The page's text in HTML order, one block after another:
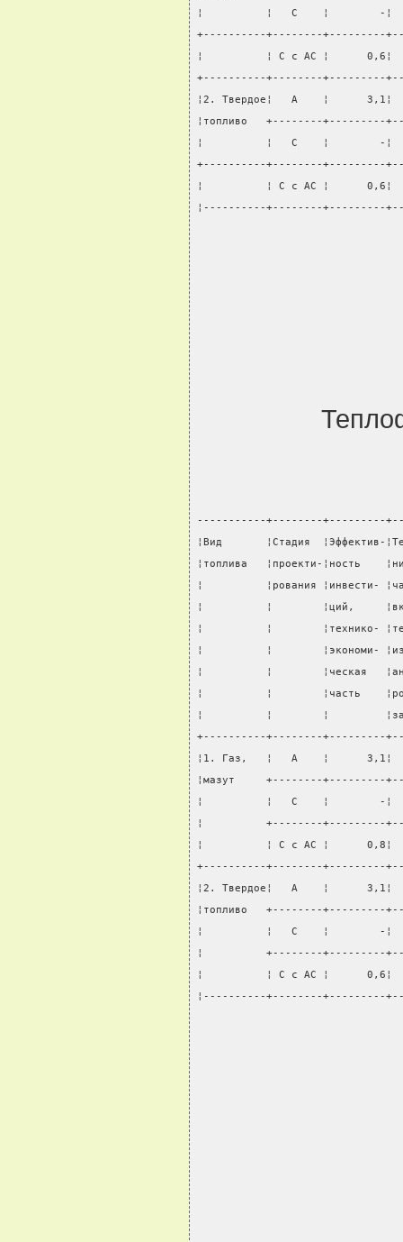
¦          ¦   С    ¦        -¦
+----------+--------+---------
¦          ¦ С с АС ¦      0,6¦
+----------+--------+---------
¦2. Твердое¦   А    ¦
¦топливо   +--------
¦          ¦   С    ¦        -¦
+----------+--------+---------
¦          ¦ С с АС ¦      0,6¦
¦----------+--------+---------
-----------+--------+---------
¦Вид       ¦Стадия  ¦Эффектив-
¦топлива   ¦проекти-¦ность
¦          ¦рования ¦инвести-
¦          ¦        ¦ций,
¦          ¦        ¦технико-
¦          ¦        ¦экономи-
¦          ¦        ¦ческая
¦          ¦        ¦часть
¦          ¦        ¦
+----------+--------+---------
¦1. Газ,   ¦   А    ¦      3,1¦
¦мазут     +--------+---------
¦          ¦   С    ¦        -¦
¦          +--------+---------
¦          ¦ С с АС ¦      0,8¦
+----------+--------+---------
¦2. Твердое¦   А    ¦
¦топливо   +--------
¦          ¦   С    ¦        -¦
¦          +--------+---------
¦          ¦ С с АС ¦      0,6¦
¦----------+--------+---------